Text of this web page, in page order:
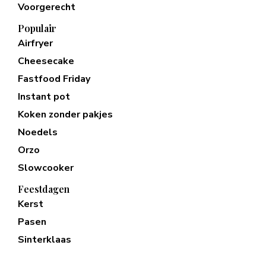
Voorgerecht
Populair
Airfryer
Cheesecake
Fastfood Friday
Instant pot
Koken zonder pakjes
Noedels
Orzo
Slowcooker
Feestdagen
Kerst
Pasen
Sinterklaas